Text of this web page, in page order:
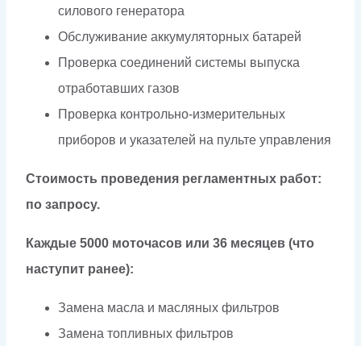
силового генератора
Обслуживание аккумуляторных батарей
Проверка соединений системы выпуска
отработавших газов
Проверка контрольно-измерительных
приборов и указателей на пульте управления
Стоимость проведения регламентных работ:
по запросу.
Каждые 5000 моточасов или 36 месяцев (что
наступит ранее):
Замена масла и масляных фильтров
Замена топливных фильтров